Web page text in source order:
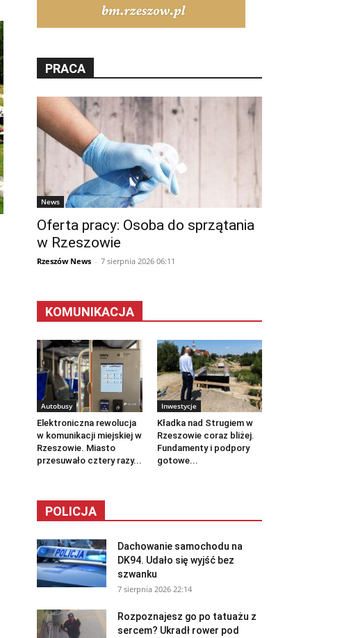
PRACA
News
Oferta pracy: Osoba do sprzątania
w Rzeszowie
Rzeszów News - 7 sierpnia 2026 06:11
KOMUNIKACJA
Autobusy
Elektroniczna rewolucja
w komunikacji miejskiej w
Rzeszowie. Miasto
przesuwało cztery razy...
Inwestycje
Kładka nad Strugiem w
Rzeszowie coraz bliżej.
Fundamenty i podpory
gotowe...
POLICJA
Dachowanie samochodu na
DK94. Udało się wyjść bez
szwanku
7 sierpnia 2026 22:14
Rozpoznajesz go po tatuażu z
sercem? Ukradł rower pod